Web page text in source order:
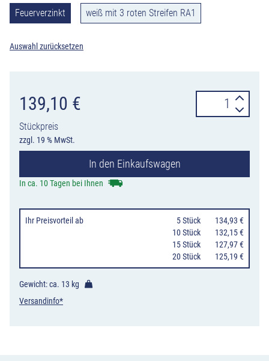
Feuerverzinkt weiß mit 3 roten Streifen RA1
Auswahl zurücksetzen
139,10 €
Stückpreis
zzgl. 19 % MwSt.
Absperrpfosten
70
70
oben,
rot-
weiß
/
In den Einkaufswagen
In ca. 10 Tagen bei Ihnen
Ihr Preisvorteil ab 5 Stück
134,93 €
10 Stück
132,15 €
15 Stück
127,97 €
20 Stück
125,19 €
Gewicht: ca. 13 kg
Versandinfo*